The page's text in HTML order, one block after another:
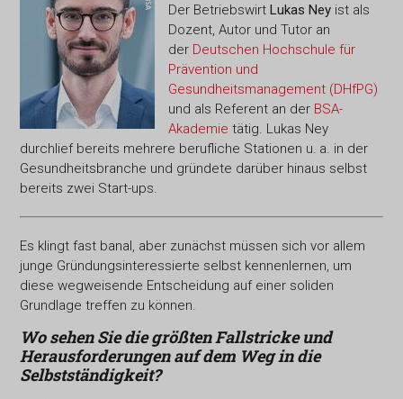
Der BetriebswirtLukas Ney ist als
Dozent, Autor und Tutor an
der Deutschen Hochschule für
Prävention und
Gesundheitsmanagement (DHfPG)
und als Referent an der BSA-
Akademie tätig. Lukas Ney
durchlief bereits mehrere berufliche Stationen u. a. in der
Gesundheitsbranche und gründete darüber hinaus selbst
bereits zwei Start-ups.
Es klingt fast banal, aber zunächst müssen sich vor allem
junge Gründungsinteressierte selbst kennenlernen, um
diese wegweisende Entscheidung auf einer soliden
Grundlage treffen zu können.
Wo sehen Sie die größten Fallstricke und
Herausforderungenauf dem Weg in die
Selbstständigkeit?